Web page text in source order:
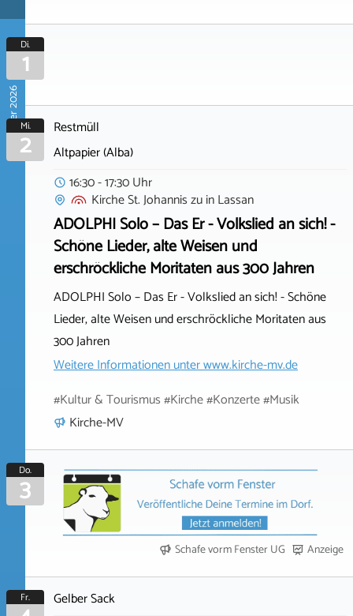
September 2026
Di.
1
Mi.
2
Restmüll
Altpapier (Alba)
16:30 - 17:30 Uhr
Kirche St. Johannis zuinLassan
ADOLPHI Solo – Das Er - Volkslied an sich! -
Schöne Lieder, alte Weisen und
erschröckliche Moritaten aus 300 Jahren
ADOLPHI Solo – Das Er - Volkslied an sich! - Schöne
Lieder, alte Weisen und erschröckliche Moritaten aus
300 Jahren
Weitere Informationen unterwww.kirche-mv.de
#Kultur & Tourismus #Kirche #Konzerte #Musik
Kirche-MV
Do.
3
Schafe vorm Fenster UG Anzeige
Fr.
Gelber Sack